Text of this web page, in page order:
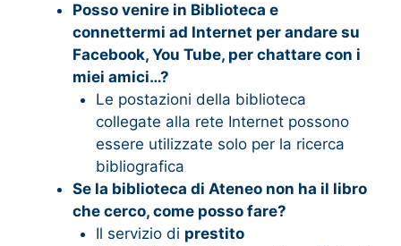
Posso venire in Biblioteca e
connettermi ad Internet per andare su
Facebook, You Tube, per chattare con i
miei amici…?
Le postazioni della biblioteca
collegate alla rete Internet possono
essere utilizzate solo per la ricerca
bibliografica
Se la biblioteca di Ateneo non ha il libro
che cerco, come posso fare?
Il servizio di prestito